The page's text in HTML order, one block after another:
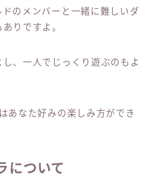
のメンバーと一緒に難しいダ
りですよ。
、一人でじっくり遊ぶのもよ
あなた好みの楽しみ方ができ
について